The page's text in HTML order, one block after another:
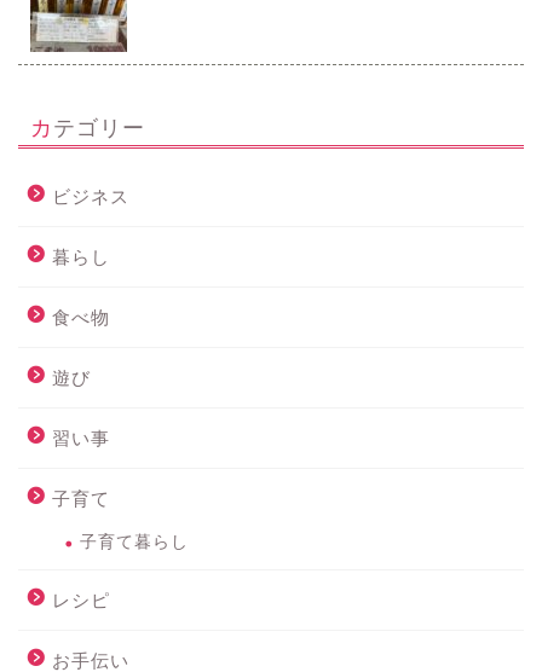
カテゴリー
ビジネス
暮らし
食べ物
遊び
習い事
子育て
子育て暮らし
レシピ
お手伝い